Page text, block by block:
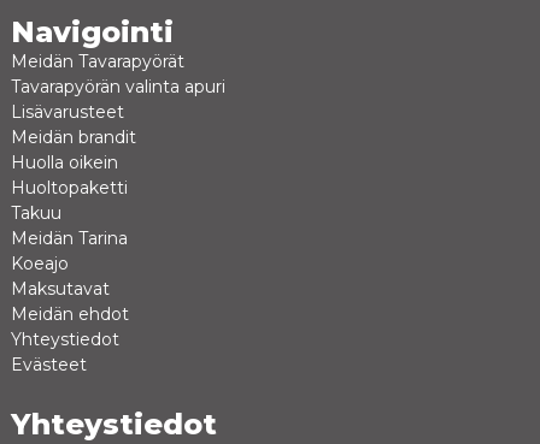
Navigointi
Meidän Tavarapyörät
Tavarapyörän valinta apuri
Lisävarusteet
Meidän brandit
Huolla oikein
Huoltopaketti
Takuu
Meidän Tarina
Koeajo
Maksutavat
Meidän ehdot
Yhteystiedot
Evästeet
Yhteystiedot